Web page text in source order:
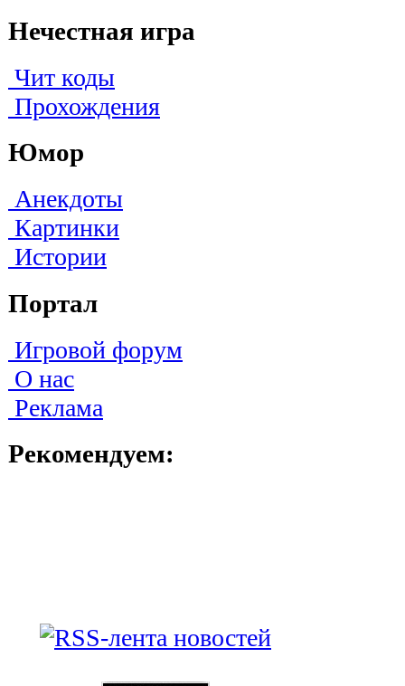
Нечестная игра
Чит коды
Прохождения
Юмор
Анекдоты
Картинки
Истории
Портал
Игровой форум
О нас
Реклама
Рекомендуем: